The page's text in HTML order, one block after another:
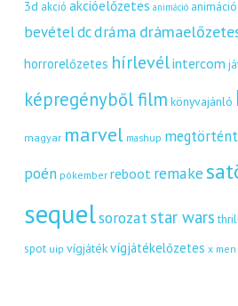
3d akció akcióelőzetes animáció
bevételdcdráma
horrorelőzetes hírlevélintercom
képregényből film könyvajánló
magyar marvel mashup
poén pókember reboot remake
sequelsorozatstar wars
spot uip vígjátékvígjátékelőzetes x men